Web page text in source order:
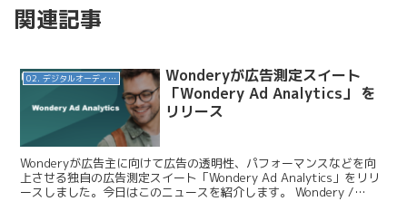
関連記事
02. デジタルオーディオ広告（音声広告）
Wonderyが広告測定スイート
「Wondery Ad Analytics」 を
リリース
Wonderyが広告主に向けて広告の透明性、パフォーマンスなどを向
上させる独自の広告測定スイート「Wondery Ad Analytics」をリリ
ースしました。今日はこのニュースを紹介します。 Wondery /